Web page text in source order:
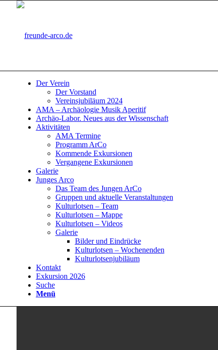
Der Verein
Der Vorstand
Vereinsjubiläum 2024
AMA – Archäologie Musik Aperitif
Archäo-Labor. Neues aus der Wissenschaft
Aktivitäten
AMA Termine
Programm ArCo
Kommende Exkursionen
Vergangene Exkursionen
Galerie
Junges Arco
Das Team des Jungen ArCo
Gruppen und aktuelle Veranstaltungen
Kulturlotsen – Team
Kulturlotsen – Mappe
Kulturlotsen – Videos
Galerie
Bilder und Eindrücke
Kulturlotsen – Wochenenden
Kulturlotsenjubiläum
Kontakt
Exkursion 2026
Suche
Menü